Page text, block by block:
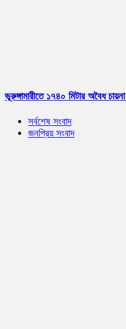
ভূরুঙ্গামারীতে ১৭৪০ মিটার অবৈধ
সর্বশেষ সংবাদ
জনপ্রিয় সংবাদ